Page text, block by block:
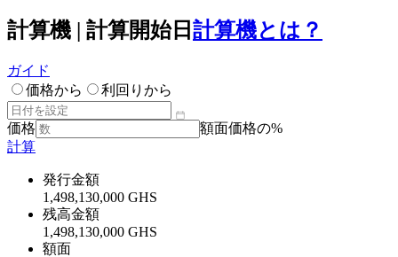
計算機 | 計算開始日 計算機とは？
ガイド
価格から
利回りから
価格
額面価格の%
計算
発行金額
1,498,130,000 GHS
残高金額
1,498,130,000 GHS
額面